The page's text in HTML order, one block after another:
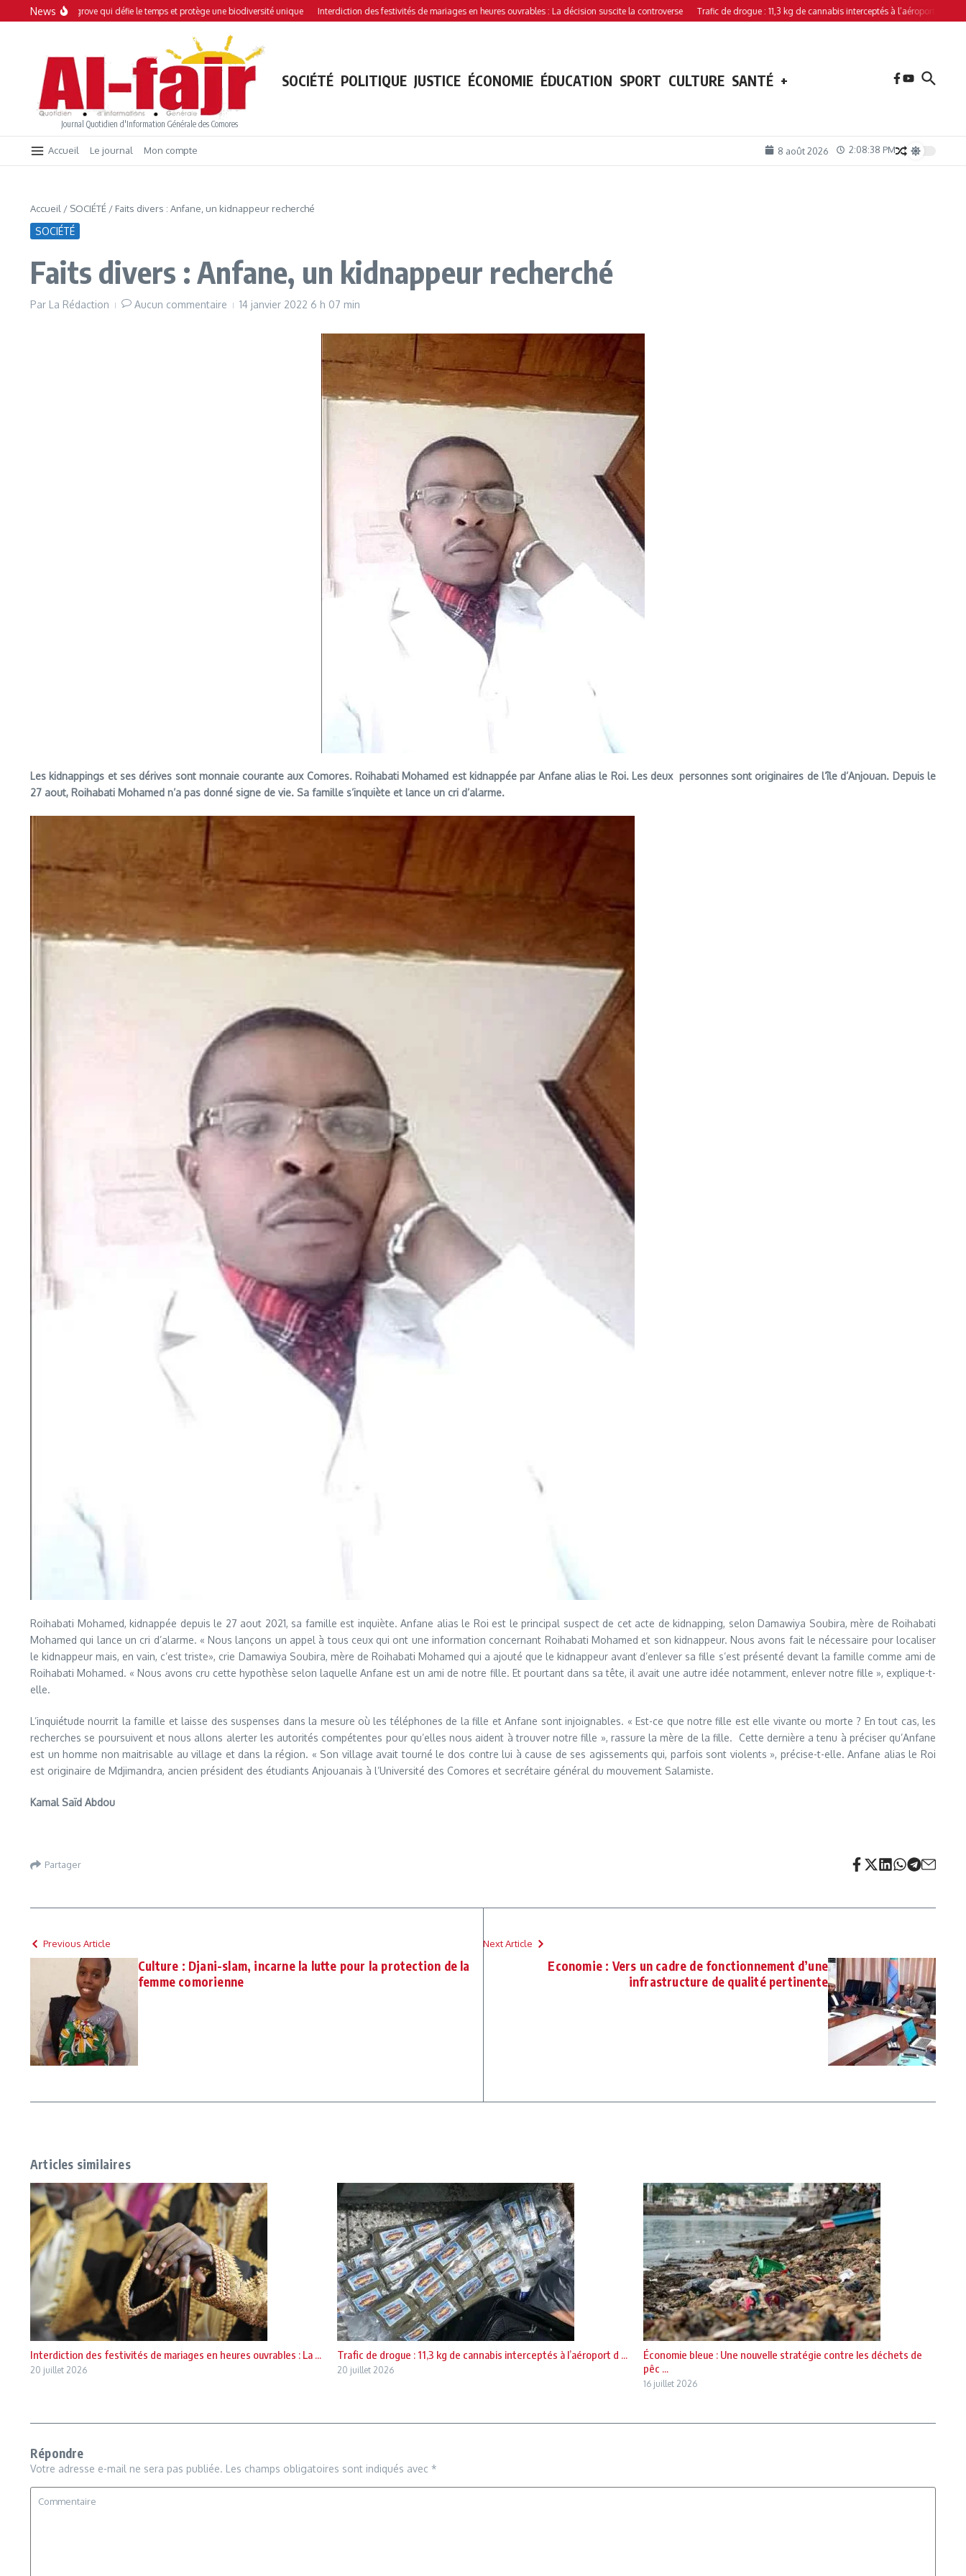
Aller au contenu
News
: Une mangrove qui défie le temps et protège une biodiversité unique Interdiction des festivités de mariages en heures ouvrables : La décision suscite la controverse Trafic de drogue : 11,3 kg de cannabis interceptés à l’aéroport de Hahaya
Journal Quotidien d'Information Générale des Comores
SOCIÉTÉ POLITIQUE JUSTICE ÉCONOMIE ÉDUCATION SPORT CULTURE SANTÉ +
Accueil Le journal Mon compte 8 août 2026 2:08:39 PM
Accueil / SOCIÉTÉ / Faits divers : Anfane, un kidnappeur recherché
SOCIÉTÉ
Faits divers : Anfane, un kidnappeur recherché
Par La Rédaction Aucun commentaire 14 janvier 2022 6 h 07 min
Les kidnappings et ses dérives sont monnaie courante aux Comores. Roihabati Mohamed est kidnappée par Anfane alias le Roi. Les deux personnes sont originaires de l’île d’Anjouan. Depuis le
27 aout, Roihabati Mohamed n’a pas donné signe de vie. Sa famille s’inquiète et lance un cri d’alarme.
Roihabati Mohamed, kidnappée depuis le 27 aout 2021, sa famille est inquiète. Anfane alias le Roi est le principal suspect de cet acte de kidnapping, selon Damawiya Soubira, mère de Roihabati
Mohamed qui lance un cri d’alarme. « Nous lançons un appel à tous ceux qui ont une information concernant Roihabati Mohamed et son kidnappeur. Nous avons fait le nécessaire pour localiser
le kidnappeur mais, en vain, c’est triste», crie Damawiya Soubira, mère de Roihabati Mohamed qui a ajouté que le kidnappeur avant d’enlever sa fille s’est présenté devant la famille comme ami de
Roihabati Mohamed. « Nous avons cru cette hypothèse selon laquelle Anfane est un ami de notre fille. Et pourtant dans sa tête, il avait une autre idée notamment, enlever notre fille », explique-t-
elle.
L’inquiétude nourrit la famille et laisse des suspenses dans la mesure où les téléphones de la fille et Anfane sont injoignables. « Est-ce que notre fille est elle vivante ou morte ? En tout cas, les
recherches se poursuivent et nous allons alerter les autorités compétentes pour qu’elles nous aident à trouver notre fille », rassure la mère de la fille. Cette dernière a tenu à préciser qu’Anfane
est un homme non maitrisable au village et dans la région. « Son village avait tourné le dos contre lui à cause de ses agissements qui, parfois sont violents », précise-t-elle. Anfane alias le Roi
est originaire de Mdjimandra, ancien président des étudiants Anjouanais à l’Université des Comores et secrétaire général du mouvement Salamiste.
Kamal Saïd Abdou
Partager
Previous Article
Culture : Djani-slam, incarne la lutte pour la protection de la
femme comorienne
Next Article
Economie : Vers un cadre de fonctionnement d’une
infrastructure de qualité pertinente
Articles similaires
Interdiction des festivités de mariages en heures ouvrables : La ...
20 juillet 2026
Trafic de drogue : 11,3 kg de cannabis interceptés à l’aéroport d ...
20 juillet 2026
Économie bleue : Une nouvelle stratégie contre les déchets de
pêc ...
16 juillet 2026
Répondre
Votre adresse e-mail ne sera pas publiée. Les champs obligatoires sont indiqués avec *